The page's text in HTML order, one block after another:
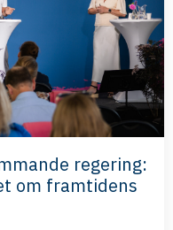
regering:
om framtidens